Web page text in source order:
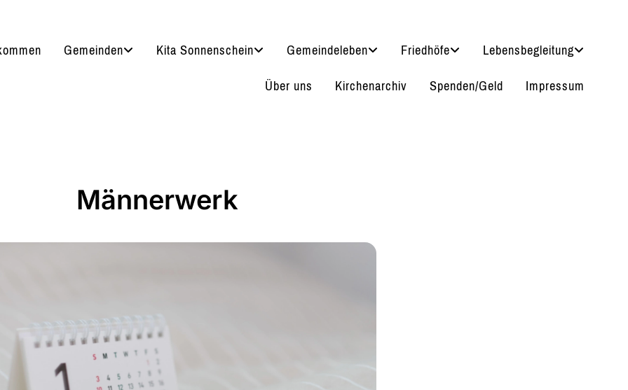
Gemeinden Kita Sonnenschein Gemeindeleben Friedhöfe
Lebensbegleitung
Über uns
Kirchenarchiv Spenden/Geld Impressum
Männerwerk